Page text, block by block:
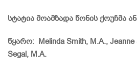
სტატია მოამზადა წონის ქოუჩმა
წყარო: Melinda Smith, M.A.,
Segal, M.A.